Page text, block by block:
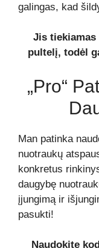
galingas, kad
Jis
pultelį, todėl
„Pro“
Man patinka
nuotraukų
konkretus
daugybę
įjungimą ir
pasukti!
Naudokite